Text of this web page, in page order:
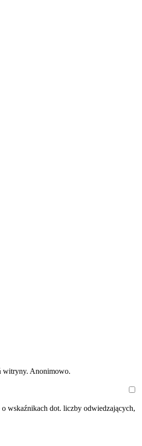
witryny. Anonimowo.
wskaźnikach dot. liczby odwiedzających,